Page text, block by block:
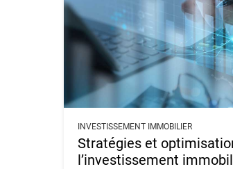
INVESTISSEMENT IMMOBILIER
Stratégies et
l’investissement